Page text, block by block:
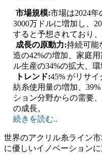
市場規模:市場は2024年
3000万ドルに増加し、
すると予想されており
成長の原動力:持続可能
造の42%の増加、家庭
ル生産の34%の拡大、
トレンド:45% がリサ
紡糸使用量の増加、
ション分野からの需要
の成長。
続きを読む..
世界のアクリル糸ライン
に優しいイノベーション